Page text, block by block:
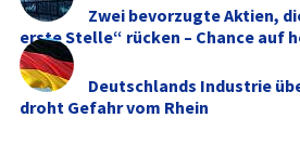
Zwei bevorzugte Aktien,
erste Stelle“ rücken – Chance auf
Deutschlands Industrie
droht Gefahr vom Rhein